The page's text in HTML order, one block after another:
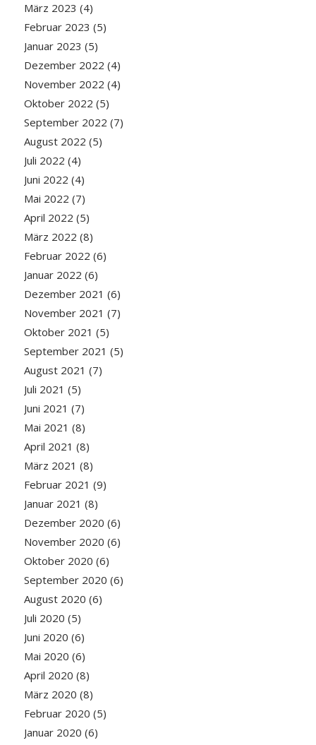
März 2023 (4)
Februar 2023 (5)
Januar 2023 (5)
Dezember 2022 (4)
November 2022 (4)
Oktober 2022 (5)
September 2022 (7)
August 2022 (5)
Juli 2022 (4)
Juni 2022 (4)
Mai 2022 (7)
April 2022 (5)
März 2022 (8)
Februar 2022 (6)
Januar 2022 (6)
Dezember 2021 (6)
November 2021 (7)
Oktober 2021 (5)
September 2021 (5)
August 2021 (7)
Juli 2021 (5)
Juni 2021 (7)
Mai 2021 (8)
April 2021 (8)
März 2021 (8)
Februar 2021 (9)
Januar 2021 (8)
Dezember 2020 (6)
November 2020 (6)
Oktober 2020 (6)
September 2020 (6)
August 2020 (6)
Juli 2020 (5)
Juni 2020 (6)
Mai 2020 (6)
April 2020 (8)
März 2020 (8)
Februar 2020 (5)
Januar 2020 (6)